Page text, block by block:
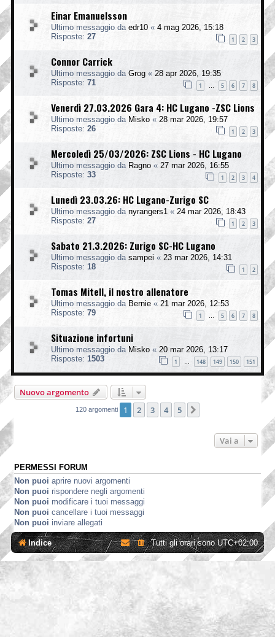
Einar Emanuelsson
Ultimo messaggio da edr10 « 4 mag 2026, 15:18
Risposte: 27 1 2 3
Connor Carrick
Ultimo messaggio da Grog « 28 apr 2026, 19:35
Risposte: 71 1 … 5 6 7 8
Venerdì 27.03.2026 Gara 4: HC Lugano -ZSC Lions
Ultimo messaggio da Misko « 28 mar 2026, 19:57
Risposte: 26 1 2 3
Mercoledì 25/03/2026: ZSC Lions - HC Lugano
Ultimo messaggio da Ragno « 27 mar 2026, 16:55
Risposte: 33 1 2 3 4
Lunedì 23.03.26: HC Lugano-Zurigo SC
Ultimo messaggio da nyrangers1 « 24 mar 2026, 18:43
Risposte: 27 1 2 3
Sabato 21.3.2026: Zurigo SC-HC Lugano
Ultimo messaggio da sampei « 23 mar 2026, 14:31
Risposte: 18 1 2
Tomas Mitell, il nostro allenatore
Ultimo messaggio da Bernie « 21 mar 2026, 12:53
Risposte: 79 1 … 5 6 7 8
Situazione infortuni
Ultimo messaggio da Misko « 20 mar 2026, 13:17
Risposte: 1503 1 … 148 149 150 151
Nuovo argomento
120 argomenti 1 2 3 4 5
Vai a
PERMESSI FORUM
Non puoi aprire nuovi argomenti
Non puoi rispondere negli argomenti
Non puoi modificare i tuoi messaggi
Non puoi cancellare i tuoi messaggi
Non puoi inviare allegati
Indice Tutti gli orari sonoUTC+02:00